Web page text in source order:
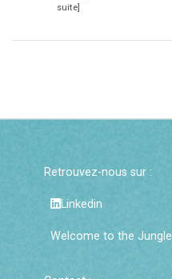
suite]
Retrouvez-nous sur :
Linkedin
Welcome to the Jungle